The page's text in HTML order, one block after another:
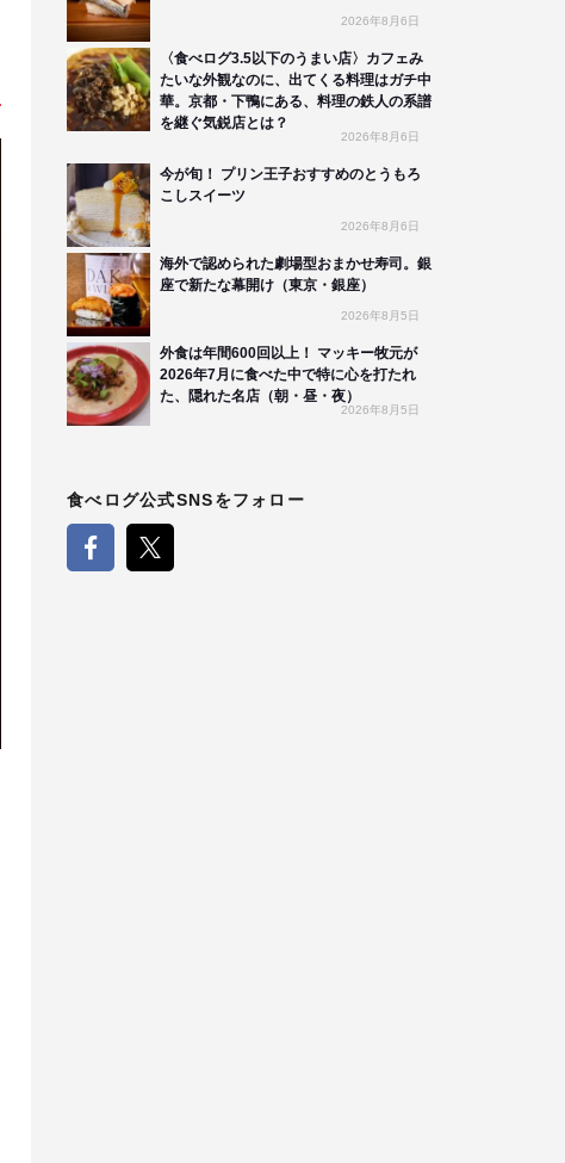
2026年8月6日
〈食べログ3.5以下のうまい店〉カフェみ
たいな外観なのに、出てくる料理はガチ中
華。京都・下鴨にある、料理の鉄人の系譜
を継ぐ気鋭店とは？
2026年8月6日
今が旬！ プリン王子おすすめのとうもろ
こしスイーツ
2026年8月6日
海外で認められた劇場型おまかせ寿司。銀
座で新たな幕開け（東京・銀座）
2026年8月5日
外食は年間600回以上！ マッキー牧元が
2026年7月に食べた中で特に心を打たれ
た、隠れた名店（朝・昼・夜）
2026年8月5日
食べログ公式SNSをフォロー